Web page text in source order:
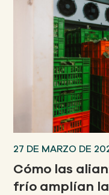
27 DE MARZO DE
Cómo las
frío amplían